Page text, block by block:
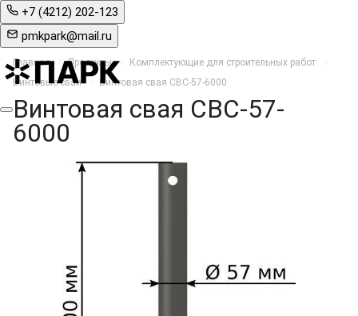
+7 (4212) 202-123
pmkpark@mail.ru
Главная Продукты
Комплектующие для строительных работ
Винтовые сваи
Винтовая свая СВС-57-6000
Винтовая свая СВС-57-
6000